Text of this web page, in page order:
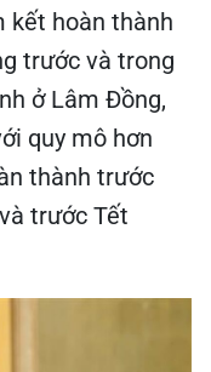
kết hoàn thành
trước và trong
ở Lâm Đồng,
quy mô hơn
thành trước
trước Tết